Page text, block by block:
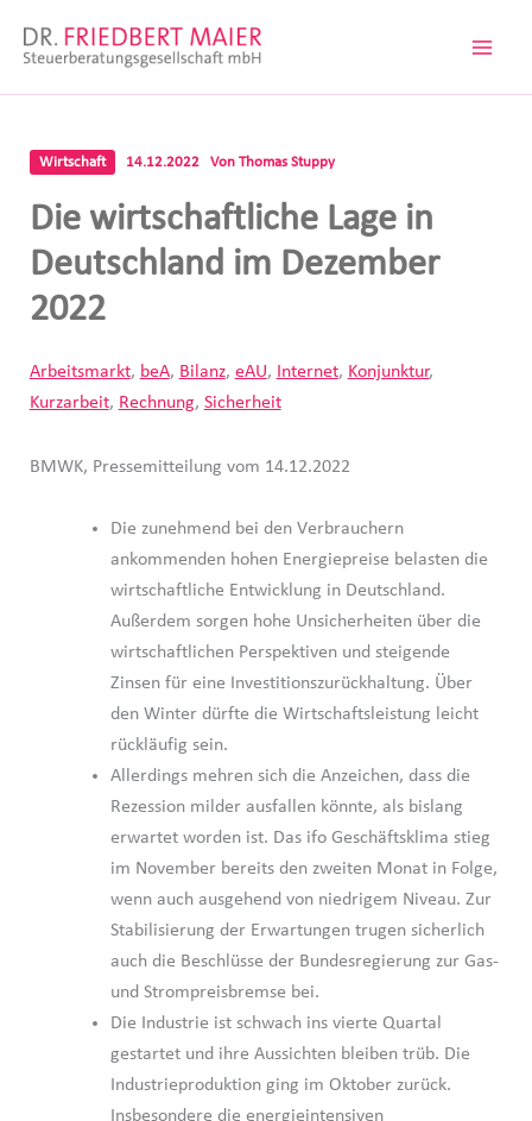
Inhalt
Wirtschaft 14.12.2022 Von Thomas Stuppy
Die wirtschaftliche Lage in
Deutschland im Dezember
2022
Arbeitsmarkt, beA, Bilanz, eAU, Internet, Konjunktur,
Kurzarbeit, Rechnung, Sicherheit
BMWK, Pressemitteilung vom 14.12.2022
Die zunehmend bei den Verbrauchern
ankommenden hohen Energiepreise belasten die
wirtschaftliche Entwicklung in Deutschland.
Außerdem sorgen hohe Unsicherheiten über die
wirtschaftlichen Perspektiven und steigende
Zinsen für eine Investitionszurückhaltung. Über
den Winter dürfte die Wirtschaftsleistung leicht
rückläufig sein.
Allerdings mehren sich die Anzeichen, dass die
Rezession milder ausfallen könnte, als bislang
erwartet worden ist. Das ifo Geschäftsklima stieg
im November bereits den zweiten Monat in Folge,
wenn auch ausgehend von niedrigem Niveau. Zur
Stabilisierung der Erwartungen trugen sicherlich
auch die Beschlüsse der Bundesregierung zur Gas-
und Strompreisbremse bei.
Die Industrie ist schwach ins vierte Quartal
gestartet und ihre Aussichten bleiben trüb. Die
Industrieproduktion ging im Oktober zurück.
Insbesondere die energieintensiven